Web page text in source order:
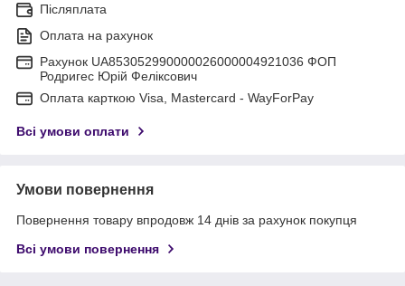
Післяплата
Оплата на рахунок
Рахунок UA853052990000026000004921036 ФОП
Родригес Юрій Феліксович
Оплата карткою Visa, Mastercard - WayForPay
Всі умови оплати
Умови повернення
Повернення товару впродовж 14 днів за рахунок покупця
Всі умови повернення